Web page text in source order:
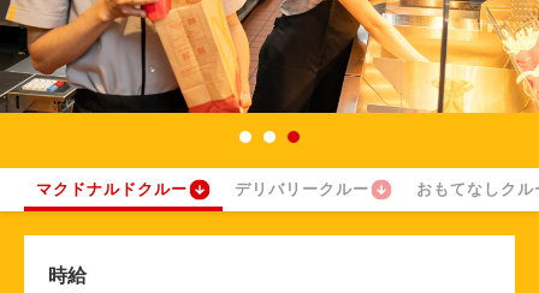
マクドナルドクルー デリバリークルー おもてなしクル
時給